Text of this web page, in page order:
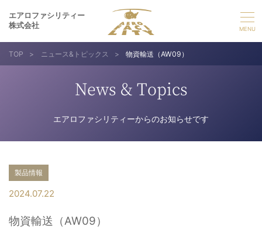
エアロファシリティー
株式会社
選ばれる理由
企業情報
TOP > ニュース&トピックス > 物資輸送（AW09）
News & Topics
エアロファシリティーからのお知らせです
製品情報
2024.07.22
物資輸送（AW09）